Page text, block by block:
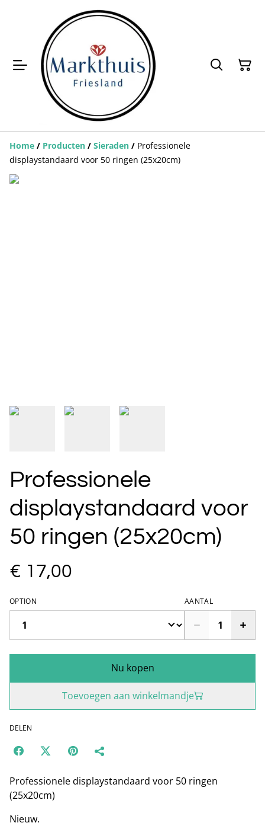
Home / Producten / Sieraden / Professionele
displaystandaard voor 50 ringen (25x20cm)
Professionele
displaystandaard voor
50 ringen (25x20cm)
€ 17,00
OPTION AANTAL
Nu kopen
Toevoegen aan winkelmandje
DELEN
Professionele displaystandaard voor 50 ringen
(25x20cm)
Nieuw.